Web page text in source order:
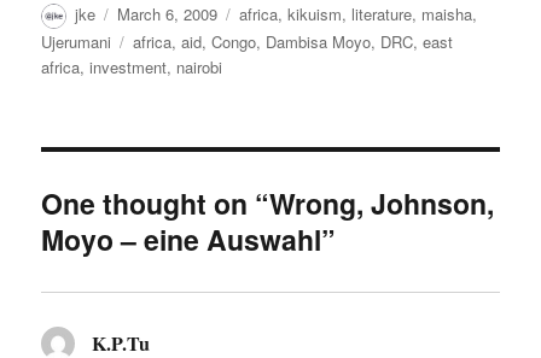
Author
jke
Posted
on
March 6, 2009 Categories
africa,kikuism, literature, maisha,
Ujerumani
Tags
africa,aid,Congo, Dambisa Moyo, DRC,east
africa,investment, nairobi
One thought on “Wrong, Johnson,
Moyo – eine Auswahl”
K.P.Tu